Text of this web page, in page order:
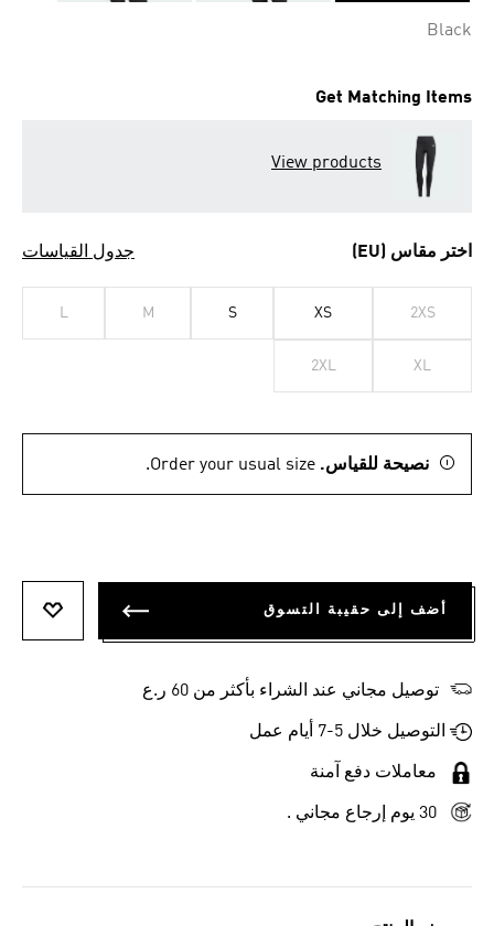
Black
Get Matching Items
View products
اختر مقاس (EU) جدول القياسات
2XS
XS
S
M
L
XL
2XL
نصيحة للقياس. Order your usual size.
أضف إلى حقيبة التسوق
توصيل مجاني عند الشراء بأكثر من 60 ر.ع
التوصيل خلال 5-7 أيام عمل
معاملات دفع آمنة